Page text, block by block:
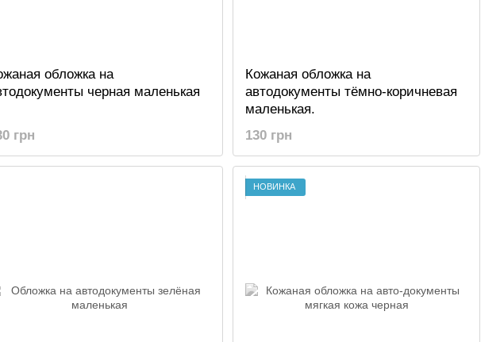
обложка на
черная маленькая
грн
Кожаная обложка на
автодокументы тёмно-коричневая
маленькая.
130 грн
НОВИНКА